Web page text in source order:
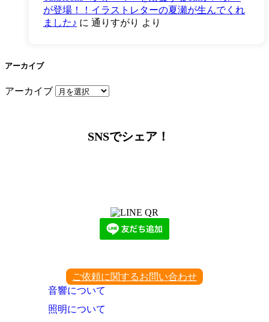
が登場！！イラストレターの夏瀬が生んでくれ
ました♪ に 通りすがり より
アーカイブ
アーカイブ
SNSでシェア！
ご依頼に関するお問い合わせ
音響について
照明について